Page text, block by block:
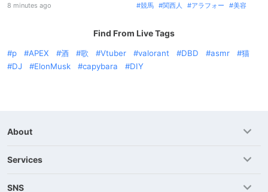
8 minutes ago 競馬 関西人 アラフォー 美容
Find From Live Tags
p APEX 酒 歌 Vtuber valorant DBD asmr
猫
DJ
ElonMusk capybara DIY
About
Services
SNS